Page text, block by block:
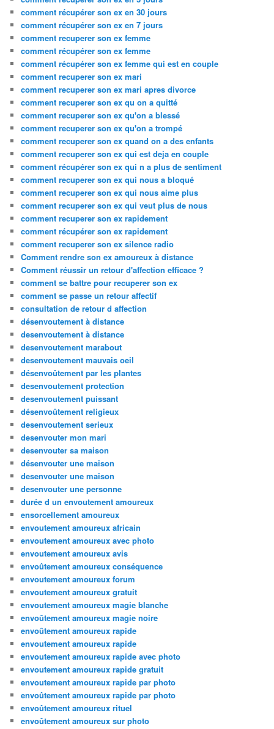
comment récupérer son ex en 30 jours
comment récupérer son ex en 7 jours
comment recuperer son ex femme
comment récupérer son ex femme
comment récupérer son ex femme qui est en couple
comment recuperer son ex mari
comment recuperer son ex mari apres divorce
comment recuperer son ex qu on a quitté
comment recuperer son ex qu'on a blessé
comment recuperer son ex qu'on a trompé
comment recuperer son ex quand on a des enfants
comment recuperer son ex qui est deja en couple
comment récupérer son ex qui n a plus de sentiment
comment recuperer son ex qui nous a bloqué
comment recuperer son ex qui nous aime plus
comment recuperer son ex qui veut plus de nous
comment recuperer son ex rapidement
comment récupérer son ex rapidement
comment recuperer son ex silence radio
Comment rendre son ex amoureux à distance
Comment réussir un retour d'affection efficace ?
comment se battre pour recuperer son ex
comment se passe un retour affectif
consultation de retour d affection
désenvoutement à distance
desenvoutement à distance
desenvoutement marabout
desenvoutement mauvais oeil
désenvoûtement par les plantes
desenvoutement protection
desenvoutement puissant
désenvoûtement religieux
desenvoutement serieux
desenvouter mon mari
desenvouter sa maison
désenvouter une maison
desenvouter une maison
desenvouter une personne
durée d un envoutement amoureux
ensorcellement amoureux
envoutement amoureux africain
envoutement amoureux avec photo
envoutement amoureux avis
envoûtement amoureux conséquence
envoutement amoureux forum
envoutement amoureux gratuit
envoutement amoureux magie blanche
envoûtement amoureux magie noire
envoûtement amoureux rapide
envoutement amoureux rapide
envoutement amoureux rapide avec photo
envoutement amoureux rapide gratuit
envoutement amoureux rapide par photo
envoûtement amoureux rapide par photo
envoûtement amoureux rituel
envoûtement amoureux sur photo